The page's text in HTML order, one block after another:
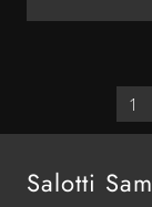
1
Salotti